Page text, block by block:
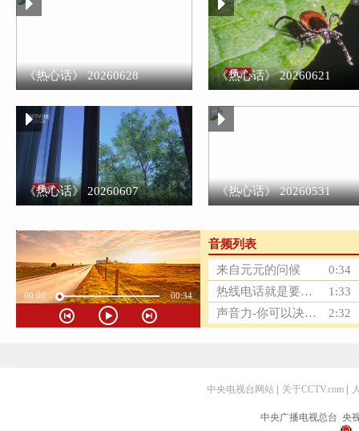
《热心话》 20260628 《热心话》 20260621
《热心话》 20260607 《热心话》 20260531
00:00 00:34
音频列表
来自元元的问候
0:34
热线电话就是要热热乎乎
1:33
声音力-你可以决定命运的90%
2:32
中央电视台网站 关于CCTV.com
中央广播电视总台 央